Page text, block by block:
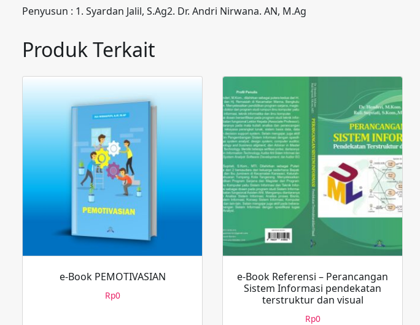
Penyusun : 1. Syardan Jalil, S.Ag2. Dr. Andri Nirwana. AN, M.Ag
Produk Terkait
e-Book PEMOTIVASIAN
Rp0
e-Book Referensi – Perancangan
Sistem Informasi pendekatan
terstruktur dan visual
Rp0